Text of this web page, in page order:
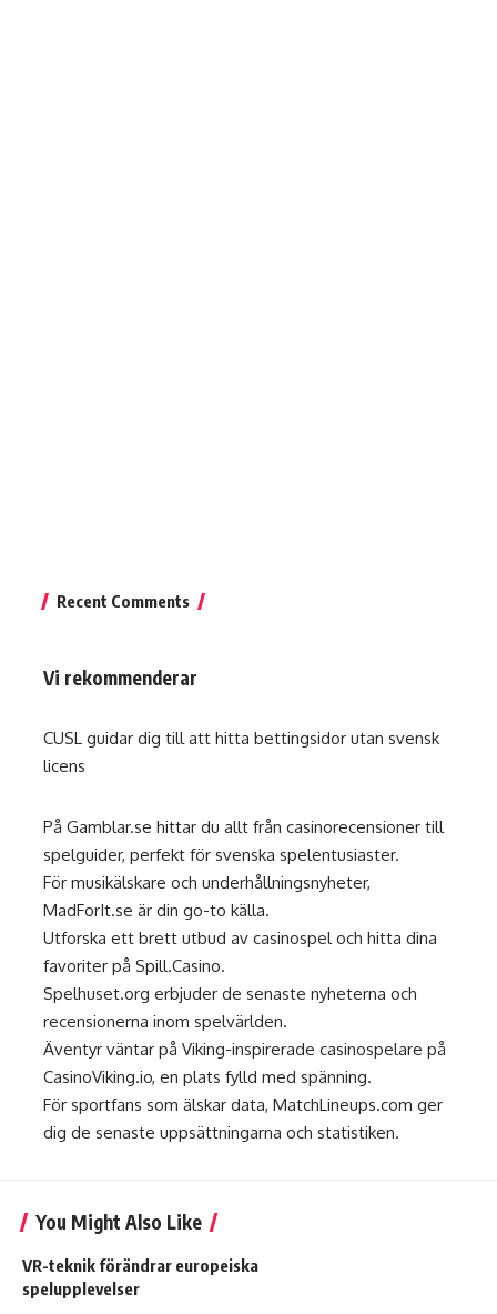
Recent Comments
Vi rekommenderar
CUSL guidar dig till att hitta bettingsidor utan svensk
licens
På Gamblar.se hittar du allt från casinorecensioner till
spelguider, perfekt för svenska spelentusiaster.
För musikälskare och underhållningsnyheter,
MadForIt.se är din go-to källa.
Utforska ett brett utbud av casinospel och hitta dina
favoriter på Spill.Casino.
Spelhuset.org erbjuder de senaste nyheterna och
recensionerna inom spelvärlden.
Äventyr väntar på Viking-inspirerade casinospelare på
CasinoViking.io, en plats fylld med spänning.
För sportfans som älskar data, MatchLineups.com ger
dig de senaste uppsättningarna och statistiken.
You Might Also Like
VR-teknik förändrar europeiska
spelupplevelser